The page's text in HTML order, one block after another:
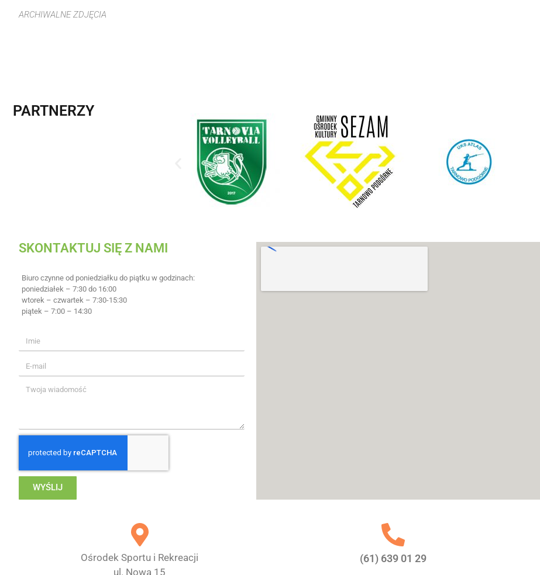
ARCHIWALNE ZDJĘCIA
PARTNERZY
SKONTAKTUJ SIĘ Z NAMI
Biuro czynne od poniedziałku do piątku w godzinach:
poniedziałek – 7:30 do 16:00
wtorek – czwartek – 7:30-15:30
piątek – 7:00 – 14:30
WYŚLIJ
Ośrodek Sportu i Rekreacji
ul. Nowa 15
(61) 639 01 29